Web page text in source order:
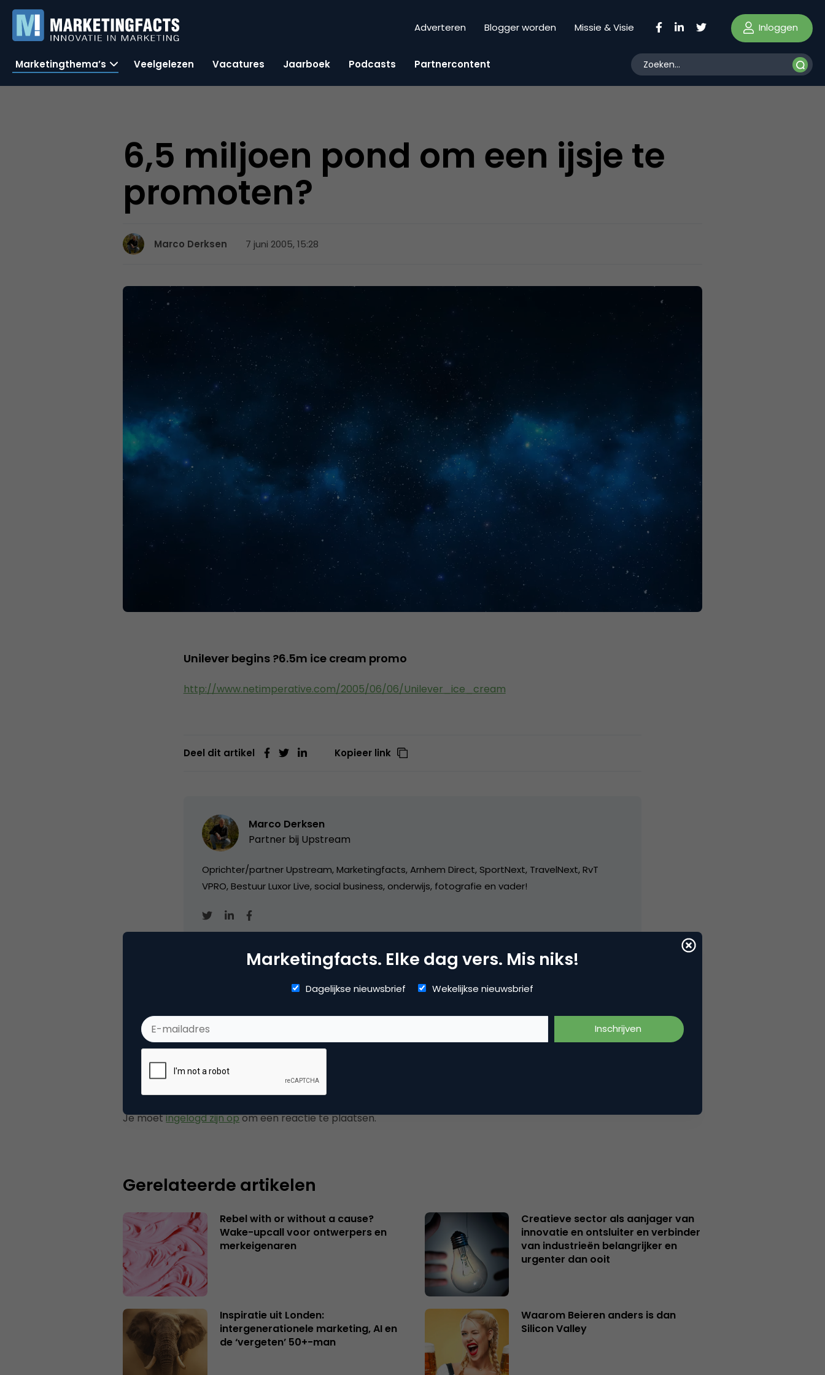
Adverteren Blogger worden Missie & Visie Inloggen
Marketingthema’s Veelgelezen Vacatures Jaarboek Podcasts Partnercontent
6,5 miljoen pond om een ijsje te
promoten?
Marco Derksen 7 juni 2005, 15:28
Unilever begins ?6.5m ice cream promo
http://www.netimperative.com/2005/06/06/Unilever_ice_cream
Deel dit artikel Kopieer link
Marco Derksen
Partner bij Upstream
Oprichter/partner Upstream, Marketingfacts, Arnhem Direct, SportNext, TravelNext, RvT
VPRO, Bestuur Luxor Live, social business, onderwijs, fotografie en vader!
Commerce
Tags
Plaats reactie
Je moetingelogd zijn opom een reactie te plaatsen.
Gerelateerde artikelen
Rebel with or without a cause?
Wake-upcall voor ontwerpers en
merkeigenaren
Creatieve sector als aanjager van
innovatie en ontsluiter en verbinder
van industrieën belangrijker en
urgenter dan ooit
Inspiratie uit Londen:
intergenerationele marketing, AI en
de ‘vergeten’ 50+-man
Waarom Beieren anders is dan
Silicon Valley
Marketingfacts. Elke dag vers. Mis niks!
Dagelijkse nieuwsbrief Wekelijkse nieuwsbrief